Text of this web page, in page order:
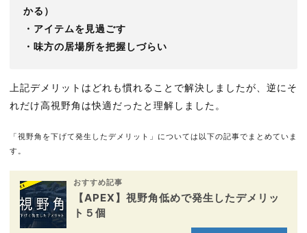
かる）
・アイテムを見過ごす
・味方の居場所を把握しづらい
上記デメリットはどれも慣れることで解決しましたが、逆にそ
れだけ高視野角は快適だったと理解しました。
「視野角を下げて発生したデメリット」については以下の記事でまとめていま
す。
おすすめ記事
【APEX】視野角低めで発生したデメリッ
ト５個